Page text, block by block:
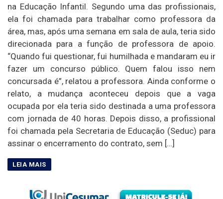
na Educação Infantil. Segundo uma das profissionais,
ela foi chamada para trabalhar como professora da
área, mas, após uma semana em sala de aula, teria sido
direcionada para a função de professora de apoio.
“Quando fui questionar, fui humilhada e mandaram eu ir
fazer um concurso público. Quem falou isso nem
concursada é”, relatou a professora. Ainda conforme o
relato, a mudança aconteceu depois que a vaga
ocupada por ela teria sido destinada a uma professora
com jornada de 40 horas. Depois disso, a profissional
foi chamada pela Secretaria de Educação (Seduc) para
assinar o encerramento do contrato, sem […]